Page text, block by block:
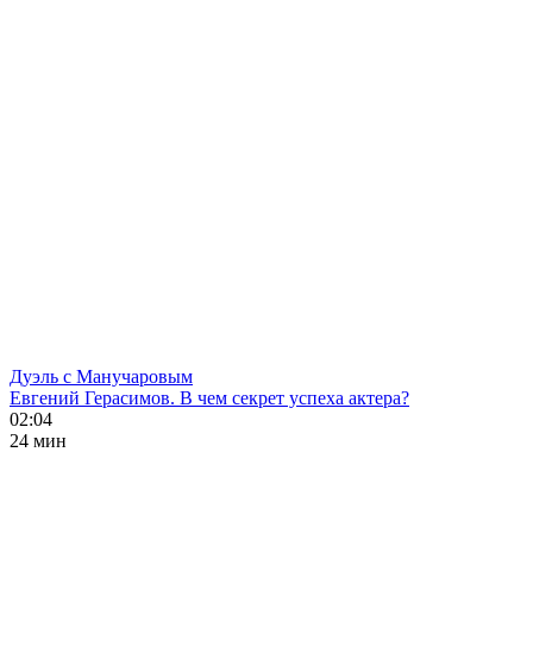
Дуэль с Манучаровым
Евгений Герасимов. В чем секрет успеха актера?
02:04
24 мин